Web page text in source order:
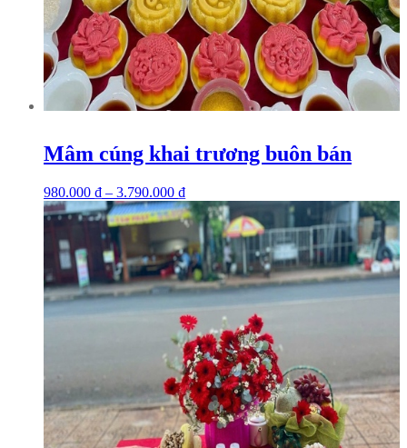
Mâm cúng khai trương buôn bán
980.000 ₫ – 3.790.000 ₫